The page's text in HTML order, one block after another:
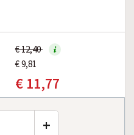
€ 12,40
€ 9,81
€ 11,77
+